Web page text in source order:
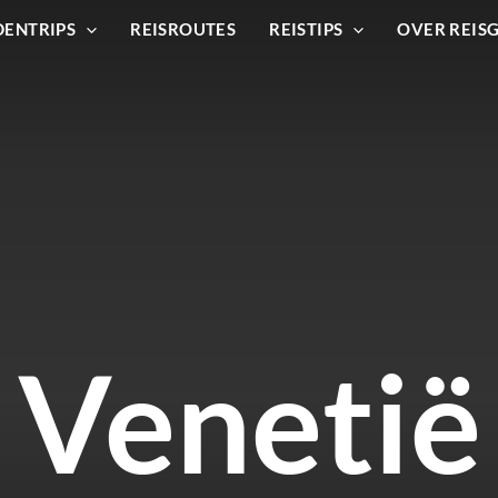
REISROUTES REISTIPS OVER
Venetië